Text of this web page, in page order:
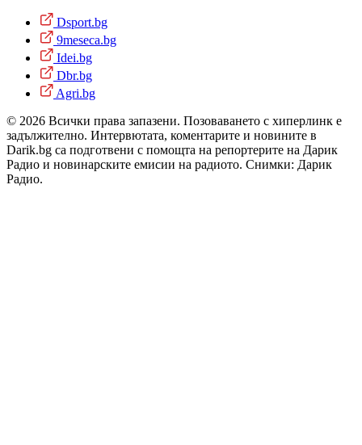
Dsport.bg
9meseca.bg
Idei.bg
Dbr.bg
Agri.bg
© 2026 Всички права запазени. Позоваването с хиперлинк е
задължително. Интервютата, коментарите и новините в
Darik.bg са подготвени с помощта на репортерите на Дарик
Радио и новинарските емисии на радиото. Снимки: Дарик
Радио.